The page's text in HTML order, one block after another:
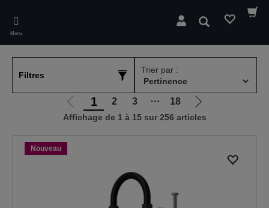
main
content
Menu
Rechercher
Filtres
Trier par :
Aller
à
1 2 3 ⋯ 18
Aller
à
suivante
Affichage de 1 à 15 sur 256 articles
Nouveau